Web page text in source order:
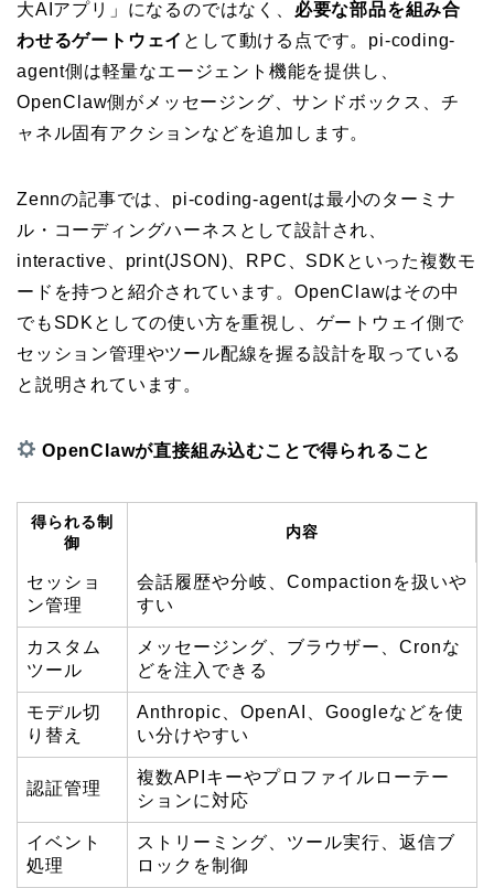
大AIアプリ」になるのではなく、 必要な部品を組み合
わせるゲートウェイ として動ける点です。pi-coding-
agent側は軽量なエージェント機能を提供し、
OpenClaw側がメッセージング、サンドボックス、チ
ャネル固有アクションなどを追加します。
Zennの記事では、pi-coding-agentは最小のターミナ
ル・コーディングハーネスとして設計され、
interactive、print(JSON)、RPC、SDKといった複数モ
ードを持つと紹介されています。OpenClawはその中
でもSDKとしての使い方を重視し、ゲートウェイ側で
セッション管理やツール配線を握る設計を取っている
と説明されています。
OpenClawが直接組み込むことで得られること
得られる制
御
内容
セッショ
ン管理
会話履歴や分岐、Compactionを扱いや
すい
カスタム
ツール
メッセージング、ブラウザー、Cronな
どを注入できる
モデル切
り替え
Anthropic、OpenAI、Googleなどを使
い分けやすい
認証管理
複数APIキーやプロファイルローテー
ションに対応
イベント
処理
ストリーミング、ツール実行、返信ブ
ロックを制御